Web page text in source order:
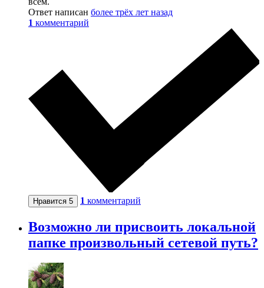
Ответ написан более трёх лет назад
1 комментарий
Нравится 5 1 комментарий
Возможно ли присвоить локальной
папке произвольный сетевой путь?